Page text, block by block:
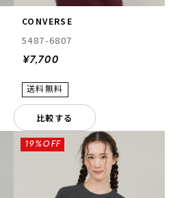
CONVERSE
5487-6807
¥7,700
比較する
19%OFF